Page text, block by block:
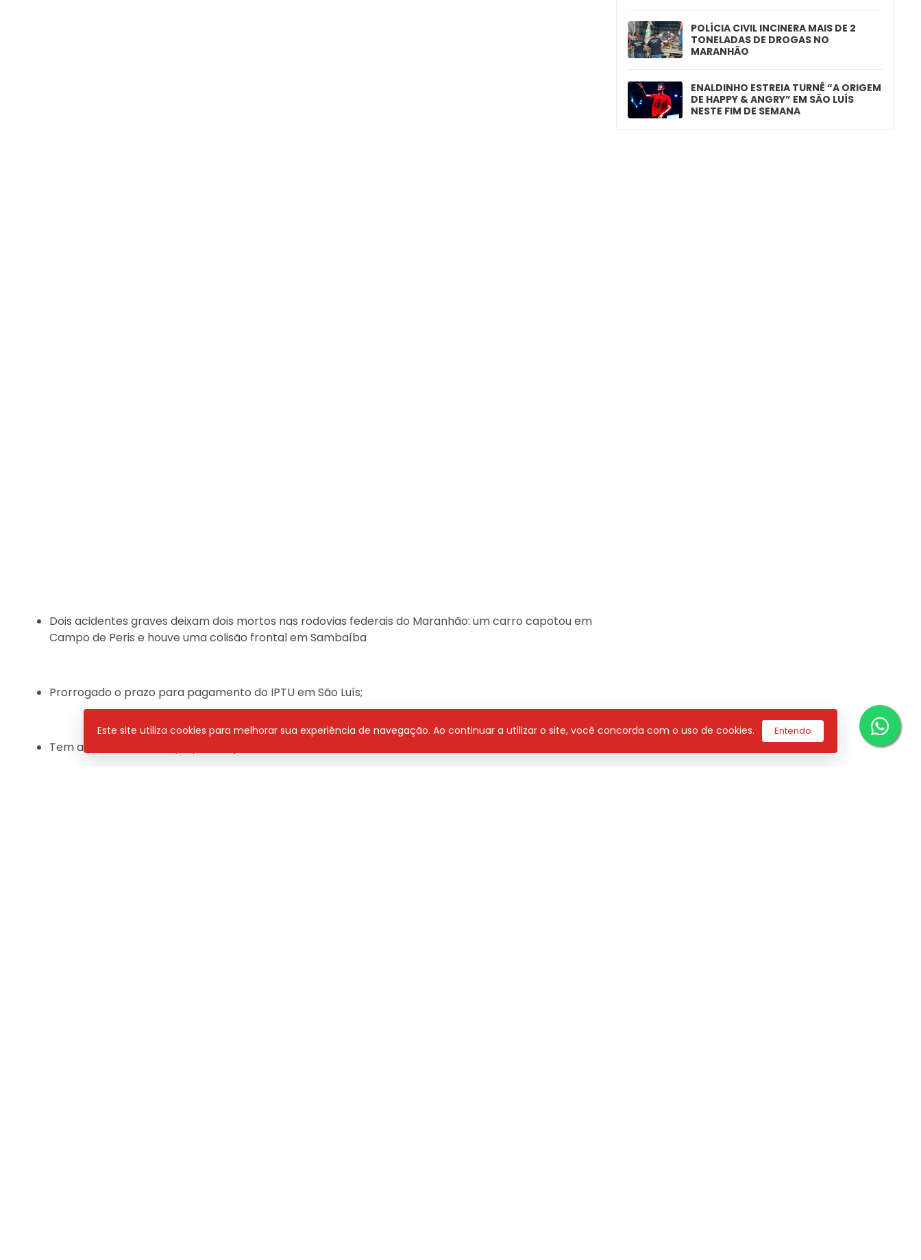
Dois acidentes graves deixam dois mortos nas rodovias federais do Maranhão: um carro capotou em
Campo de Peris e houve uma colisão frontal em Sambaíba
Prorrogado o prazo para pagamento do IPTU em São Luís;
Tem a previsão do tempo para hoje também
POLÍCIA CIVIL INCINERA MAIS DE 2
TONELADAS DE DROGAS NO
MARANHÃO
ENALDINHO ESTREIA TURNÊ “A ORIGEM
DE HAPPY & ANGRY” EM SÃO LUÍS
NESTE FIM DE SEMANA
Este site utiliza cookies para melhorar sua experiência de navegação. Ao continuar a utilizar o site, você concorda com o uso de cookies. Entendo